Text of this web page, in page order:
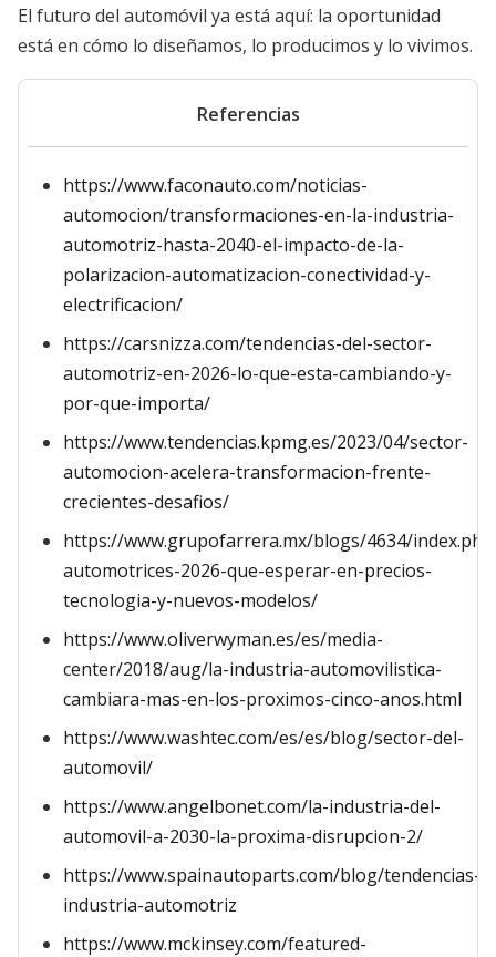
El futuro del automóvil ya está aquí: la oportunidad
está en cómo lo diseñamos, lo producimos y lo vivimos.
Referencias
https://www.faconauto.com/noticias-
automocion/transformaciones-en-la-industria-
automotriz-hasta-2040-el-impacto-de-la-
polarizacion-automatizacion-conectividad-y-
electrificacion/
https://carsnizza.com/tendencias-del-sector-
automotriz-en-2026-lo-que-esta-cambiando-y-
por-que-importa/
https://www.tendencias.kpmg.es/2023/04/sector-
automocion-acelera-transformacion-frente-
crecientes-desafios/
https://www.grupofarrera.mx/blogs/4634/
automotrices-2026-que-esperar-en-precios-
tecnologia-y-nuevos-modelos/
https://www.oliverwyman.es/es/media-
center/2018/aug/la-industria-automovilistica-
cambiara-mas-en-los-proximos-cinco-anos.html
https://www.washtec.com/es/es/blog/sector-del-
automovil/
https://www.angelbonet.com/la-industria-del-
automovil-a-2030-la-proxima-disrupcion-2/
https://www.spainautoparts.com/blog/tendencias-
industria-automotriz
https://www.mckinsey.com/featured-